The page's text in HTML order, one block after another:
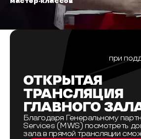
ОТКРЫТАЯ
ТРАНСЛЯЦИЯ
ГЛАВНОГО
Благодаря Генеральному
Services (MWS) посмотреть
зала в прямой трансляции
при